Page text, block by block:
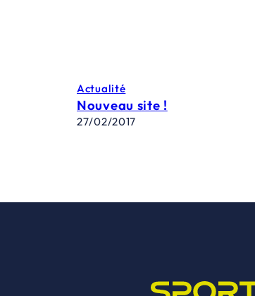
Actualité
Nouveau site !
27/02/2017